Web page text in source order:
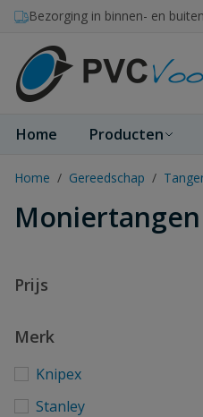
Ga naar de inhoud
Bezorging in binnen- en
Home Producten
Home / Gereedschap /
Moniertangen
Prijs
Merk
Knipex
Stanley